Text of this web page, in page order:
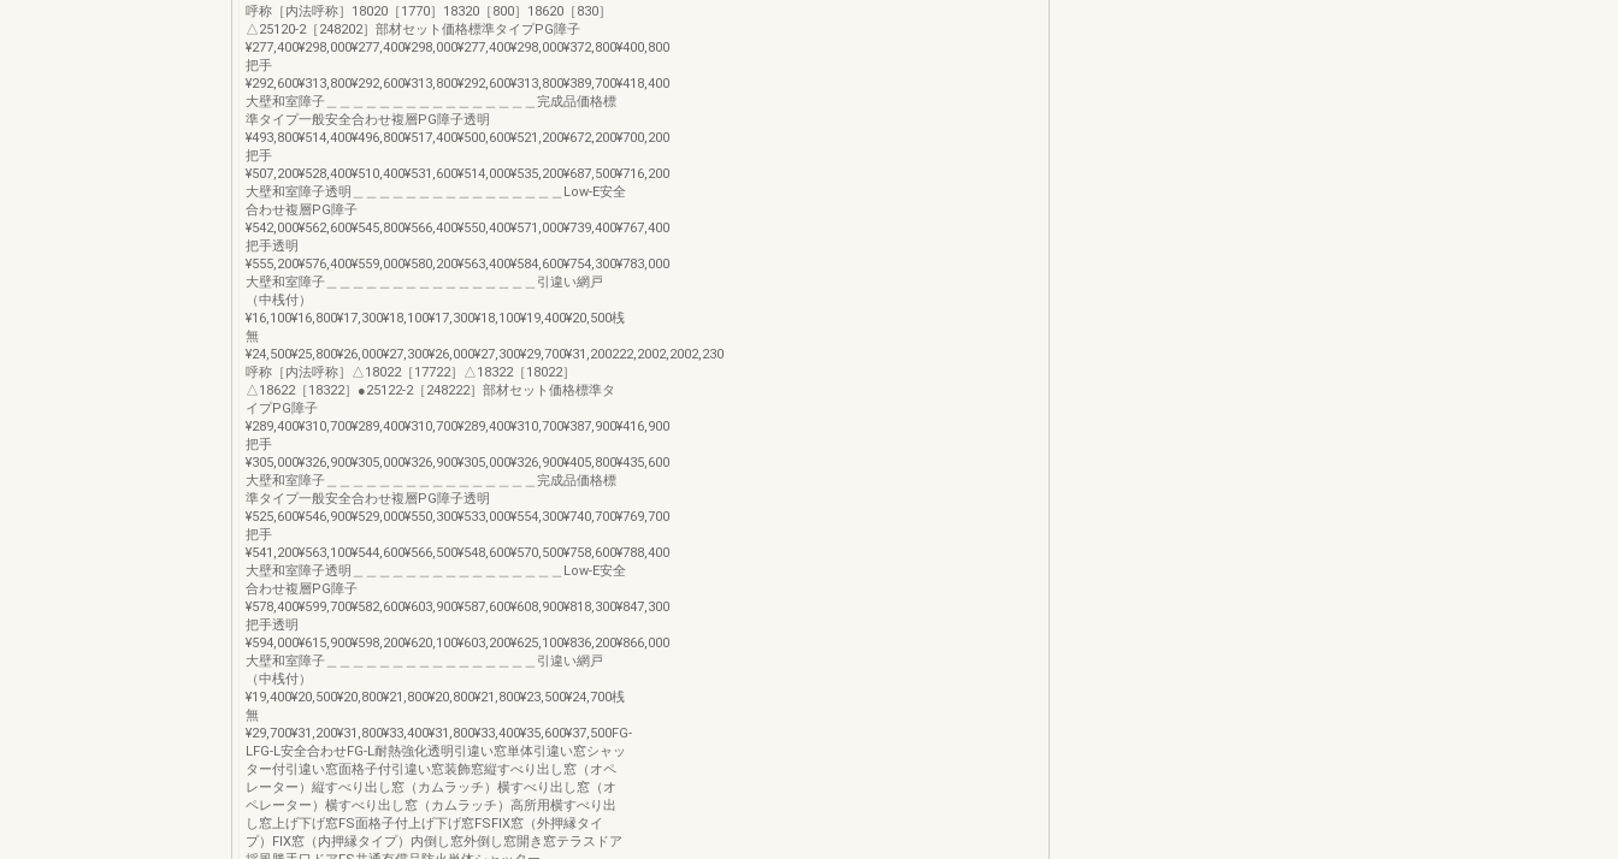
呼称［内法呼称］18020［1770］18320［800］18620［830］
△25120-2［248202］部材セット価格標準タイプPG障子
¥277,400¥298,000¥277,400¥298,000¥277,400¥298,000¥372,800¥400,800
把手
¥292,600¥313,800¥292,600¥313,800¥292,600¥313,800¥389,700¥418,400
大壁和室障子＿＿＿＿＿＿＿＿＿＿＿＿＿＿＿＿完成品価格標
準タイプ一般安全合わせ複層PG障子透明
¥493,800¥514,400¥496,800¥517,400¥500,600¥521,200¥672,200¥700,200
把手
¥507,200¥528,400¥510,400¥531,600¥514,000¥535,200¥687,500¥716,200
大壁和室障子透明＿＿＿＿＿＿＿＿＿＿＿＿＿＿＿＿Low-E安全
合わせ複層PG障子
¥542,000¥562,600¥545,800¥566,400¥550,400¥571,000¥739,400¥767,400
把手透明
¥555,200¥576,400¥559,000¥580,200¥563,400¥584,600¥754,300¥783,000
大壁和室障子＿＿＿＿＿＿＿＿＿＿＿＿＿＿＿＿引違い網戸
（中桟付）
¥16,100¥16,800¥17,300¥18,100¥17,300¥18,100¥19,400¥20,500桟
無
¥24,500¥25,800¥26,000¥27,300¥26,000¥27,300¥29,700¥31,200222,2002,2002,230
呼称［内法呼称］△18022［17722］△18322［18022］
△18622［18322］●25122-2［248222］部材セット価格標準タ
イプPG障子
¥289,400¥310,700¥289,400¥310,700¥289,400¥310,700¥387,900¥416,900
把手
¥305,000¥326,900¥305,000¥326,900¥305,000¥326,900¥405,800¥435,600
大壁和室障子＿＿＿＿＿＿＿＿＿＿＿＿＿＿＿＿完成品価格標
準タイプ一般安全合わせ複層PG障子透明
¥525,600¥546,900¥529,000¥550,300¥533,000¥554,300¥740,700¥769,700
把手
¥541,200¥563,100¥544,600¥566,500¥548,600¥570,500¥758,600¥788,400
大壁和室障子透明＿＿＿＿＿＿＿＿＿＿＿＿＿＿＿＿Low-E安全
合わせ複層PG障子
¥578,400¥599,700¥582,600¥603,900¥587,600¥608,900¥818,300¥847,300
把手透明
¥594,000¥615,900¥598,200¥620,100¥603,200¥625,100¥836,200¥866,000
大壁和室障子＿＿＿＿＿＿＿＿＿＿＿＿＿＿＿＿引違い網戸
（中桟付）
¥19,400¥20,500¥20,800¥21,800¥20,800¥21,800¥23,500¥24,700桟
無
¥29,700¥31,200¥31,800¥33,400¥31,800¥33,400¥35,600¥37,500FG-
LFG-L安全合わせFG-L耐熱強化透明引違い窓単体引違い窓シャッ
ター付引違い窓面格子付引違い窓装飾窓縦すべり出し窓（オペ
レーター）縦すべり出し窓（カムラッチ）横すべり出し窓（オ
ペレーター）横すべり出し窓（カムラッチ）高所用横すべり出
し窓上げ下げ窓FS面格子付上げ下げ窓FSFIX窓（外押縁タイ
プ）FIX窓（内押縁タイプ）内倒し窓外倒し窓開き窓テラスドア